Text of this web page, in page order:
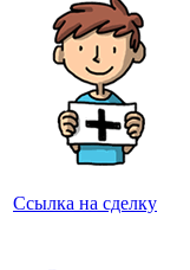
Ссылка на сделку